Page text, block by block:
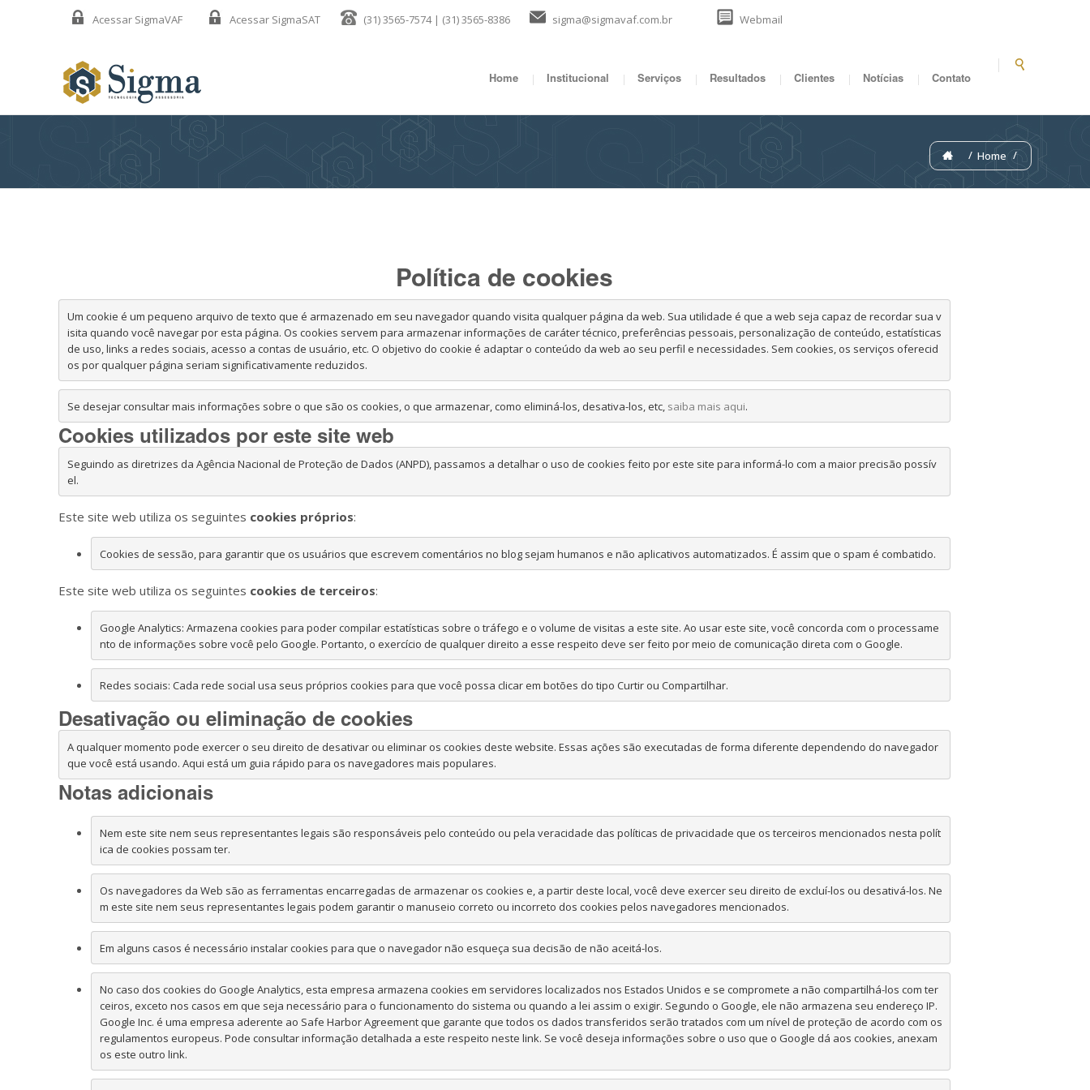
Acessar SigmaVAF Acessar SigmaSAT (31) 3565-7574 | (31) 3565-8386 sigma@sigmavaf.com.br Webmail
Home Institucional Serviços Resultados Clientes Notícias Contato
Home
Política de cookies
Um cookie é um pequeno arquivo de texto que é armazenado em seu navegador quando visita qualquer página da web. Sua utilidade é que a web seja capaz de recordar sua v
isita quando você navegar por esta página. Os cookies servem para armazenar informações de caráter técnico, preferências pessoais, personalização de conteúdo, estatísticas
de uso, links a redes sociais, acesso a contas de usuário, etc. O objetivo do cookie é adaptar o conteúdo da web ao seu perfil e necessidades. Sem cookies, os serviços oferecid
os por qualquer página seriam significativamente reduzidos.
Se desejar consultar mais informações sobre o que são os cookies, o que armazenar, como eliminá-los, desativa-los, etc, saiba mais aqui.
Cookies utilizados por este site web
Seguindo as diretrizes da Agência Nacional de Proteção de Dados (ANPD), passamos a detalhar o uso de cookies feito por este site para informá-lo com a maior precisão possív
el.
Este site web utiliza os seguintes cookies próprios:
Cookies de sessão, para garantir que os usuários que escrevem comentários no blog sejam humanos e não aplicativos automatizados. É assim que o spam é combatido.
Este site web utiliza os seguintes cookies de terceiros:
Google Analytics: Armazena cookies para poder compilar estatísticas sobre o tráfego e o volume de visitas a este site. Ao usar este site, você concorda com o processame
Redes sociais: Cada rede social usa seus próprios cookies para que você possa clicar em botões do tipo Curtir ou Compartilhar.
Desativação ou eliminação de cookies
A qualquer momento pode exercer o seu direito de desativar ou eliminar os cookies deste website. Essas ações são executadas de forma diferente dependendo do navegador
que você está usando. Aqui está um guia rápido para os navegadores mais populares.
Notas adicionais
Nem este site nem seus representantes legais são responsáveis ​​pelo conteúdo ou pela veracidade das políticas de privacidade que os terceiros mencionados nesta polít
ica de cookies possam ter.
Os navegadores da Web são as ferramentas encarregadas de armazenar os cookies e, a partir deste local, você deve exercer seu direito de excluí-los ou desativá-los. Ne
m este site nem seus representantes legais podem garantir o manuseio correto ou incorreto dos cookies pelos navegadores mencionados.
Em alguns casos é necessário instalar cookies para que o navegador não esqueça sua decisão de não aceitá-los.
No caso dos cookies do Google Analytics, esta empresa armazena cookies em servidores localizados nos Estados Unidos e se compromete a não compartilhá-los com ter
ceiros, exceto nos casos em que seja necessário para o funcionamento do sistema ou quando a lei assim o exigir. Segundo o Google, ele não armazena seu endereço IP.
Google Inc. é uma empresa aderente ao Safe Harbor Agreement que garante que todos os dados transferidos serão tratados com um nível de proteção de acordo com os
regulamentos europeus. Pode consultar informação detalhada a este respeito neste link. Se você deseja informações sobre o uso que o Google dá aos cookies, anexam
os este outro link.